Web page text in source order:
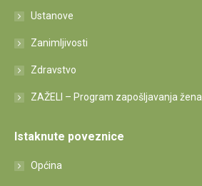
Ustanove
Zanimljivosti
Zdravstvo
ZAŽELI – Program zapošljavanja žena
Istaknute poveznice
Općina